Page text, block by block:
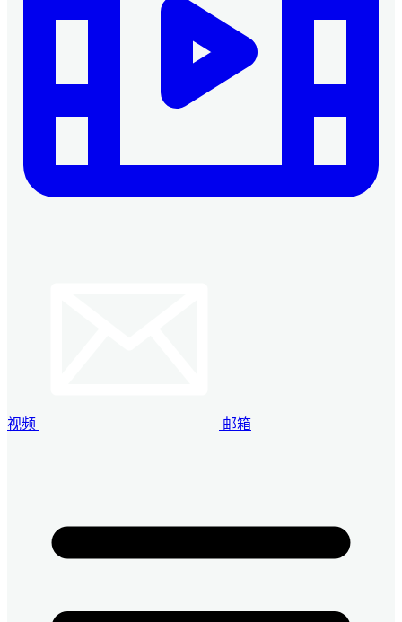
视频 邮箱